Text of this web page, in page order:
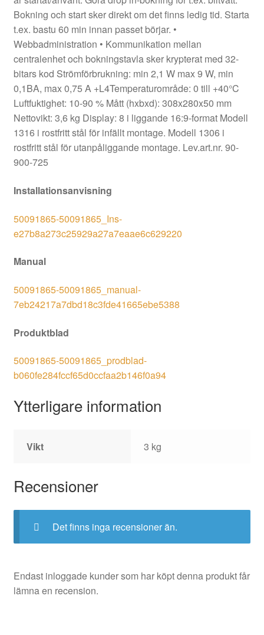
Bokning och start sker direkt om det finns ledig tid. Starta
t.ex. bastu 60 min innan passet börjar. •
Webbadministration • Kommunikation mellan
centralenhet och bokningstavla sker krypterat med 32-
bitars kod Strömförbrukning: min 2,1 W max 9 W, min
0,1BA, max 0,75 A +L4Temperaturområde: 0 till +40°C
Luftfuktighet: 10-90 % Mått (hxbxd): 308x280x50 mm
Nettovikt: 3,6 kg Display: 8 i liggande 16:9-format Modell
1316 i rostfritt stål för infällt montage. Modell 1306 i
rostfritt stål för utanpåliggande montage. Lev.art.nr. 90-
900-725
Installationsanvisning
50091865-50091865_Ins-
e27b8a273c25929a27a7eaae6c629220
Manual
50091865-50091865_manual-
7eb24217a7dbd18c3fde41665ebe5388
Produktblad
50091865-50091865_prodblad-
b060fe284fccf65d0ccfaa2b146f0a94
Ytterligare information
Vikt 3 kg
Recensioner
Det finns inga recensioner än.
Endast inloggade kunder som har köpt denna produkt får
lämna en recension.